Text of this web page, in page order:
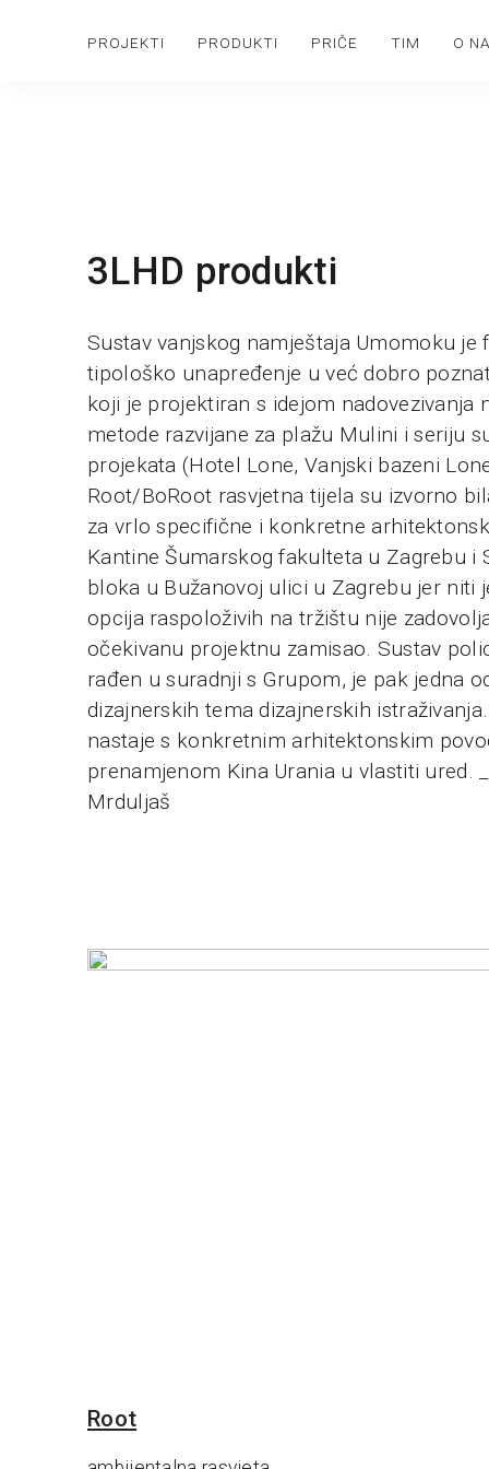
PROJEKTI PRODUKTI PRIČE TIM O
3LHD produkti
Sustav vanjskog namještaja Umomoku je
tipološko unapređenje u već dobro
koji je projektiran s idejom nadovezivanja
metode razvijane za plažu Mulini i seriju
projekata (Hotel Lone, Vanjski bazeni
Root/BoRoot rasvjetna tijela su izvorno
za vrlo specifične i konkretne
Kantine Šumarskog fakulteta u Zagrebu i
bloka u Bužanovoj ulici u Zagrebu jer niti
opcija raspoloživih na tržištu nije
očekivanu projektnu zamisao. Sustav
rađen u suradnji s Grupom, je pak jedna
dizajnerskih tema dizajnerskih
nastaje s konkretnim arhitektonskim
prenamjenom Kina Urania u vlastiti ured.
Mrduljaš
Root